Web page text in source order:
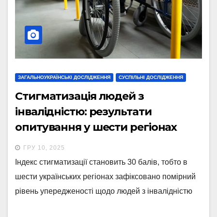
ЗАГАЛЬНОУКРАЇНСЬКІ ДОСЛІДЖЕННЯ СУСПІЛЬНІ ДОСЛІДЖЕННЯ
Стигматизація людей з
інвалідністю: результати
опитування у шести регіонах
України
ГРУ 10, 2025
Індекс стигматизації становить 30 балів, тобто в
шести українських регіонах зафіксовано помірний
рівень упередженості щодо людей з інвалідністю